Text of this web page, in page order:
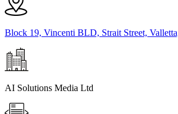
Block 19, Vincenti BLD, Strait Street,
AI Solutions Media Ltd